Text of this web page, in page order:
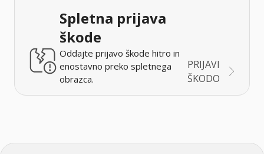
Spletna prijava
škode
Oddajte prijavo škode hitro in
enostavno preko spletnega
obrazca.
PRIJAVI
ŠKODO